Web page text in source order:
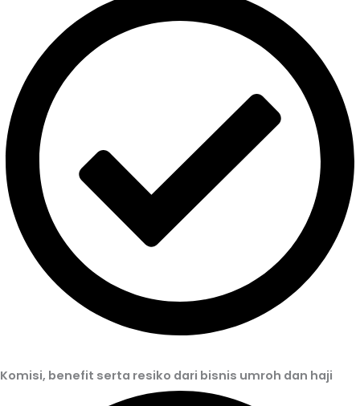
Komisi, benefit serta resiko dari bisnis umroh dan haji